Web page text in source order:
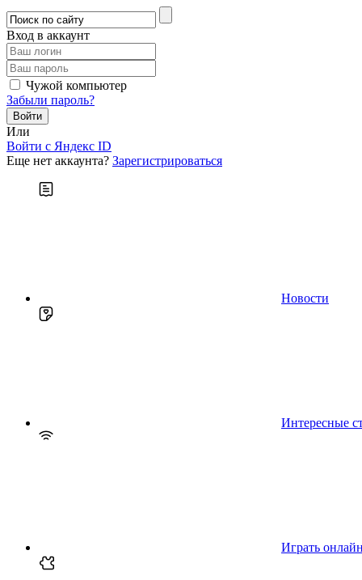
Вход в аккаунт
Чужой компьютер
Забыли пароль?
Или
Войти c Яндекс ID
Еще нет аккаунта? Зарегистрироваться
Новости
Интересные
Играть онлайн